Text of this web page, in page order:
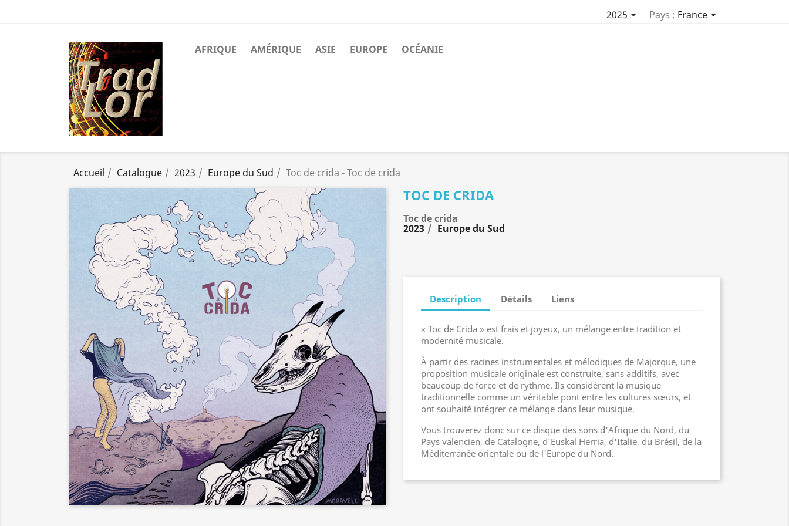
2025 Pays : France
AFRIQUE AMÉRIQUE ASIE EUROPE OCÉANIE
Accueil Catalogue 2023 Europe du Sud Toc de crida - Toc de crida
TOC DE CRIDA
Toc de crida
2023 Europe du Sud
Description Détails Liens
« Toc de Crida » est frais et joyeux, un mélange entre tradition et
modernité musicale.
À partir des racines instrumentales et mélodiques de Majorque, une
proposition musicale originale est construite, sans additifs, avec
beaucoup de force et de rythme. Ils considèrent la musique
traditionnelle comme un véritable pont entre les cultures sœurs, et
ont souhaité intégrer ce mélange dans leur musique.
Vous trouverez donc sur ce disque des sons d'Afrique du Nord, du
Pays valencien, de Catalogne, d'Euskal Herria, d'Italie, du Brésil, de la
Méditerranée orientale ou de l'Europe du Nord.